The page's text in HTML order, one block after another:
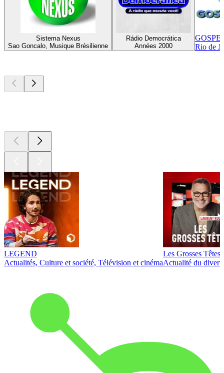
Sistema Nexus
Sao Goncalo, Musique Brésilienne
Rádio Democrática
Années 2000
Rio de
LEGEND
Actualités, Culture et société, Télévision et cinéma
Les Grosses Têtes
Actualité du